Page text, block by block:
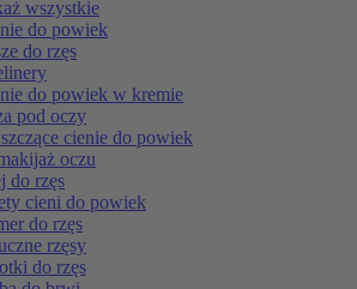
wszystkie
do powiek
do rzęs
do powiek w kremie
pod oczy
cienie do powiek
oczu
do rzęs
cieni do powiek
do rzęs
rzęsy
do rzęs